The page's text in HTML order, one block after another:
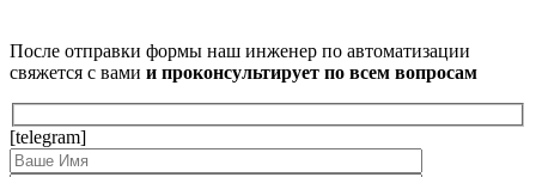
После отправки формы наш инженер по автоматизации
свяжется с вами и проконсультирует по всем вопросам
[telegram]